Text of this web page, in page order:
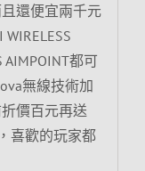
還便宜兩千元
AIMPOINT都可
無線技術加
價百元再送
喜歡的玩家都